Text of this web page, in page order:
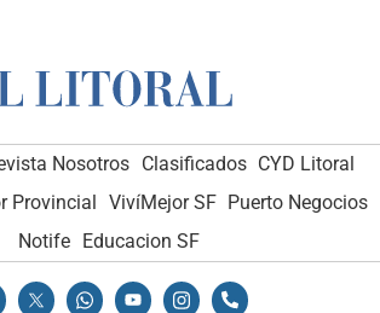
Nosotros Clasificados CYD Litoral
Provincial VivíMejor SF Puerto Negocios
Notife
Educacion SF